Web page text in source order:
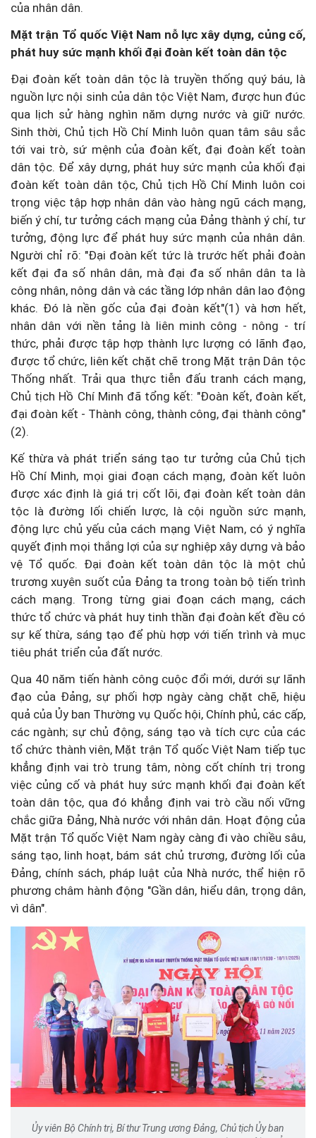
của nhân dân.
Mặt trận Tổ quốc Việt Nam nỗ lực xây dựng, củng cố,
phát huy sức mạnh khối đại đoàn kết toàn dân tộc
Đại đoàn kết toàn dân tộc là truyền thống quý báu, là
nguồn lực nội sinh của dân tộc Việt Nam, được hun đúc
qua lịch sử hàng nghìn năm dựng nước và giữ nước.
Sinh thời, Chủ tịch Hồ Chí Minh luôn quan tâm sâu sắc
tới vai trò, sứ mệnh của đoàn kết, đại đoàn kết toàn
dân tộc. Để xây dựng, phát huy sức mạnh của khối đại
đoàn kết toàn dân tộc, Chủ tịch Hồ Chí Minh luôn coi
trọng việc tập hợp nhân dân vào hàng ngũ cách mạng,
biến ý chí, tư tưởng cách mạng của Đảng thành ý chí, tư
tưởng, động lực để phát huy sức mạnh của nhân dân.
Người chỉ rõ: "Đại đoàn kết tức là trước hết phải đoàn
kết đại đa số nhân dân, mà đại đa số nhân dân ta là
công nhân, nông dân và các tầng lớp nhân dân lao động
khác. Đó là nền gốc của đại đoàn kết"(1) và hơn hết,
nhân dân với nền tảng là liên minh công - nông - trí
thức, phải được tập hợp thành lực lượng có lãnh đạo,
được tổ chức, liên kết chặt chẽ trong Mặt trận Dân tộc
Thống nhất. Trải qua thực tiễn đấu tranh cách mạng,
Chủ tịch Hồ Chí Minh đã tổng kết: "Đoàn kết, đoàn kết,
đại đoàn kết - Thành công, thành công, đại thành công"
(2).
Kế thừa và phát triển sáng tạo tư tưởng của Chủ tịch
Hồ Chí Minh, mọi giai đoạn cách mạng, đoàn kết luôn
được xác định là giá trị cốt lõi, đại đoàn kết toàn dân
tộc là đường lối chiến lược, là cội nguồn sức mạnh,
động lực chủ yếu của cách mạng Việt Nam, có ý nghĩa
quyết định mọi thắng lợi của sự nghiệp xây dựng và bảo
vệ Tổ quốc. Đại đoàn kết toàn dân tộc là một chủ
trương xuyên suốt của Đảng ta trong toàn bộ tiến trình
cách mạng. Trong từng giai đoạn cách mạng, cách
thức tổ chức và phát huy tinh thần đại đoàn kết đều có
sự kế thừa, sáng tạo để phù hợp với tiến trình và mục
tiêu phát triển của đất nước.
Qua 40 năm tiến hành công cuộc đổi mới, dưới sự lãnh
đạo của Đảng, sự phối hợp ngày càng chặt chẽ, hiệu
quả của Ủy ban Thường vụ Quốc hội, Chính phủ, các cấp,
các ngành; sự chủ động, sáng tạo và tích cực của các
tổ chức thành viên, Mặt trận Tổ quốc Việt Nam tiếp tục
khẳng định vai trò trung tâm, nòng cốt chính trị trong
việc củng cố và phát huy sức mạnh khối đại đoàn kết
toàn dân tộc, qua đó khẳng định vai trò cầu nối vững
chắc giữa Đảng, Nhà nước với nhân dân. Hoạt động của
Mặt trận Tổ quốc Việt Nam ngày càng đi vào chiều sâu,
sáng tạo, linh hoạt, bám sát chủ trương, đường lối của
Đảng, chính sách, pháp luật của Nhà nước, thể hiện rõ
phương châm hành động "Gần dân, hiểu dân, trọng dân,
vì dân".
Ủy viên Bộ Chính trị, Bí thư Trung ương Đảng, Chủ tịch Ủy ban